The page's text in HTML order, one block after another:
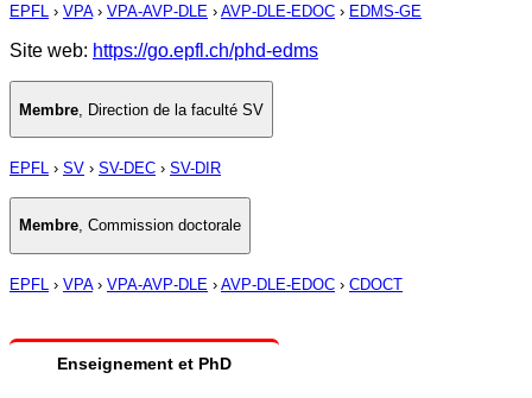
EPFL › VPA› VPA-AVP-DLE › AVP-DLE-EDOC › EDMS-GE
Site web: https://go.epfl.ch/phd-edms
Membre Direction de la faculté SV
EPFL › SV › SV-DEC › SV-DIR
Membre, Commission doctorale
EPFL › VPA› VPA-AVP-DLE › AVP-DLE-EDOC › CDOCT
Enseignement et PhD